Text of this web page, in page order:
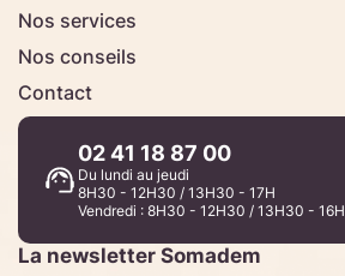
Nos services
Nos conseils
Contact
02 41 18 87 00
Du lundi au jeudi
8H30 - 12H30 / 13H30 - 17H
Vendredi : 8H30 - 12H30 / 13H30 - 16H
La newsletter Somadem